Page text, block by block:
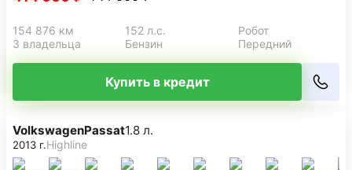
154 876 км 152 л.с.
Робот
3 владельца
Бензин Передний
Купить в кредит
VolkswagenPassat1.8 л.
2013 г.Highline